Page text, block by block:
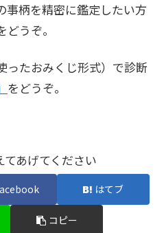
柄を精密に鑑定したい方
どうぞ。
たおみくじ形式）で診断
をどうぞ。
てあげてください
はてブ
コピー